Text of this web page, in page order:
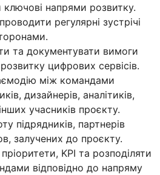
ключові напрями розвитку.
регулярні зустрічі
та документувати вимоги
цифрових сервісів.
між командами
дизайнерів, аналітиків,
учасників проєкту.
підрядників, партнерів
залучених до проєкту.
KPI та розподіляти
відповідно до напряму